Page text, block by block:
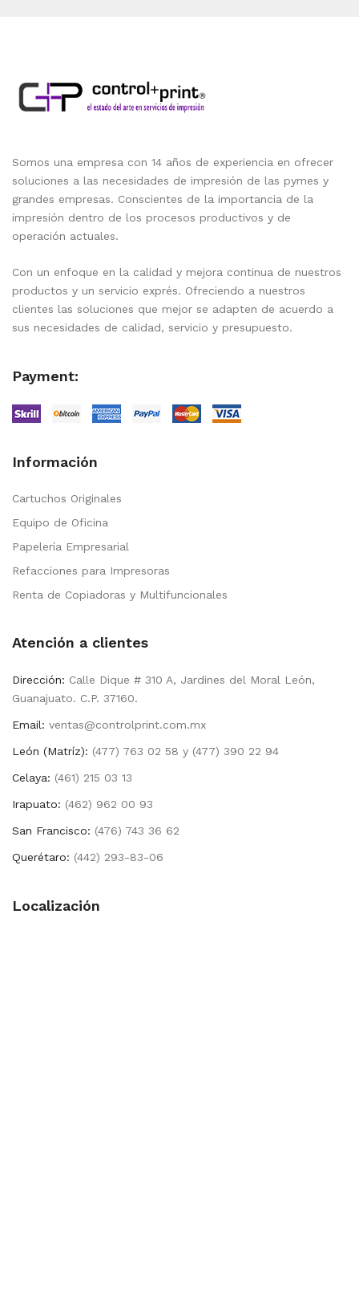
Somos una empresa con 14 años de experiencia en ofrecer
soluciones a las necesidades de impresión de las pymes y
grandes empresas. Conscientes de la importancia de la
impresión dentro de los procesos productivos y de
operación actuales.
Con un enfoque en la calidad y mejora continua de nuestros
productos y un servicio exprés. Ofreciendo a nuestros
clientes las soluciones que mejor se adapten de acuerdo a
sus necesidades de calidad, servicio y presupuesto.
Payment:
Información
Cartuchos Originales
Equipo de Oficina
Papelería Empresarial
Refacciones para Impresoras
Renta de Copiadoras y Multifuncionales
Atención a clientes
Dirección: Calle Dique # 310 A, Jardines del Moral León,
Guanajuato. C.P. 37160.
Email: ventas@controlprint.com.mx
León (Matríz): (477) 763 02 58 y (477) 390 22 94
Celaya: (461) 215 03 13
Irapuato: (462) 962 00 93
San Francisco: (476) 743 36 62
Querétaro: (442) 293-83-06
Localización